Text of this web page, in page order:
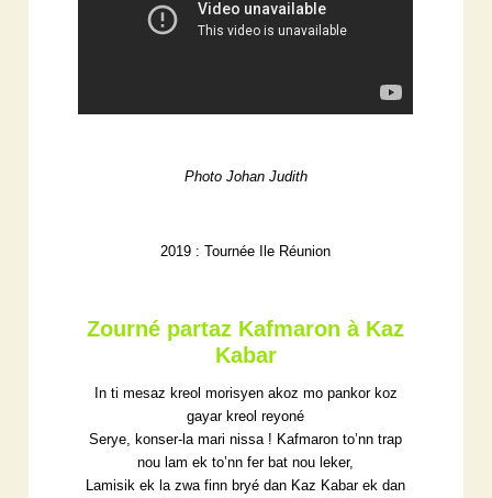
Photo Johan Judith
2019 : Tournée Ile Réunion
Zourné partaz Kafmaron à Kaz
Kabar
In ti mesaz kreol morisyen akoz mo pankor koz
gayar kreol reyoné
Serye, konser-la mari nissa ! Kafmaron to’nn trap
nou lam ek to’nn fer bat nou leker,
Lamisik ek la zwa finn bryé dan Kaz Kabar ek dan